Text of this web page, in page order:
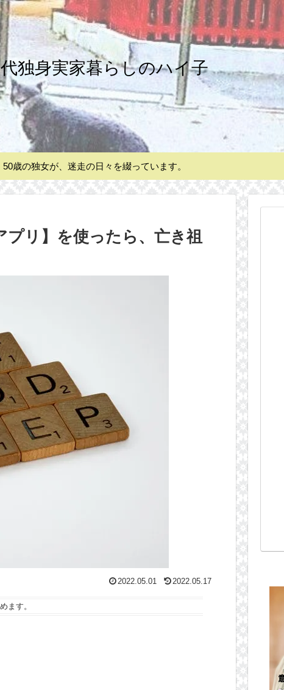
独身実家暮らしのハイ子
50歳の独女が、迷走の日々を綴っています。
リ】を使ったら、亡き祖
2022.05.01 2022.05.17
ます。